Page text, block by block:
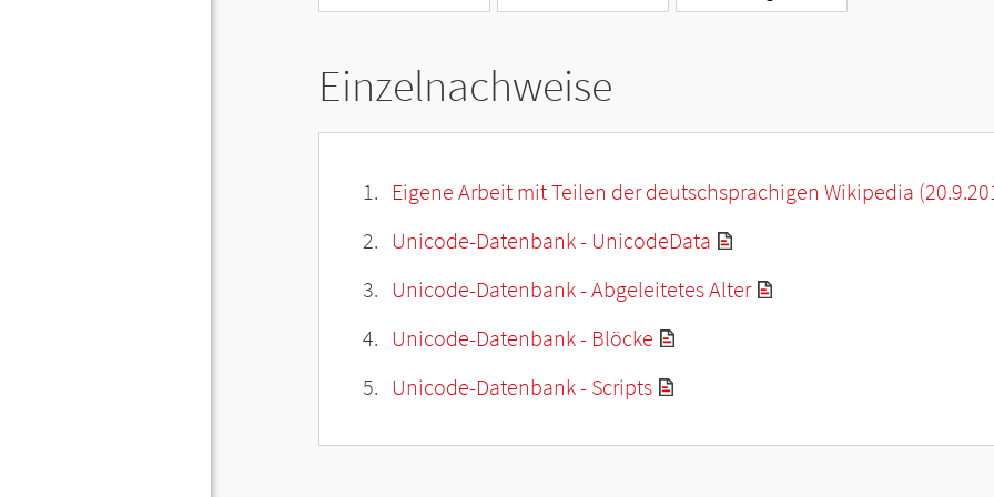
Einzelnachweise
Eigene Arbeit mit Teilen der deutschsprachigen Wikipedia
Unicode-Datenbank - UnicodeData
Unicode-Datenbank - Abgeleitetes Alter
Unicode-Datenbank - Blöcke
Unicode-Datenbank - Scripts